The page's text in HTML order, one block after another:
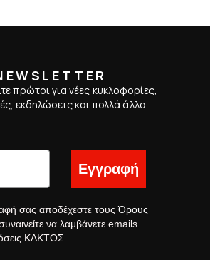
πρώτοι για νέες κυκλοφορίες,
εκδηλώσεις και πολλά άλλα.
Εγγραφή
σας αποδέχεστε τουςΌρους
να λαμβάνετε emails
ΚΑΚΤΟΣ.